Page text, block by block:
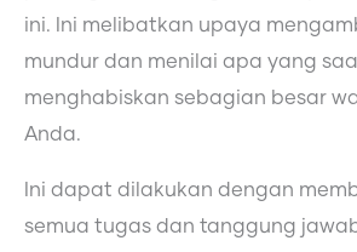
ini. Ini melibatkan upaya
mundur dan menilai apa yang
menghabiskan sebagian besar
Anda.
Ini dapat dilakukan dengan
semua tugas dan tanggung